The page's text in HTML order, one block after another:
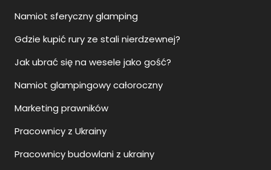
Namiot sferyczny glamping
Gdzie kupić rury ze stali nierdzewnej?
Jak ubrać się na wesele jako gość?
Namiot glampingowy całoroczny
Marketing prawników
Pracownicy z Ukrainy
Pracownicy budowlani z ukrainy